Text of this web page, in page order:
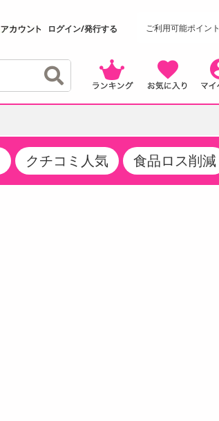
ログイン/発行する ご利用可能ポイント
クーポン
ツケア
ア・サプリメント
品
・収納・寝具
セサ
マタニティ
クチコミ人気 食品ロス削減